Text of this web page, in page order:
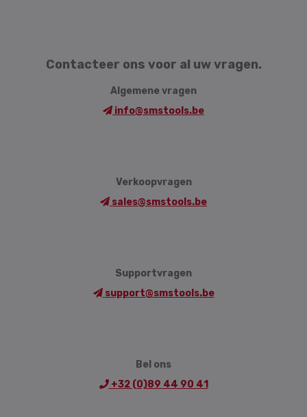
Contacteer ons voor al uw vragen.
Algemene vragen
info@smstools.be
Verkoopvragen
sales@smstools.be
Supportvragen
support@smstools.be
Bel ons
+32 (0)89 44 90 41